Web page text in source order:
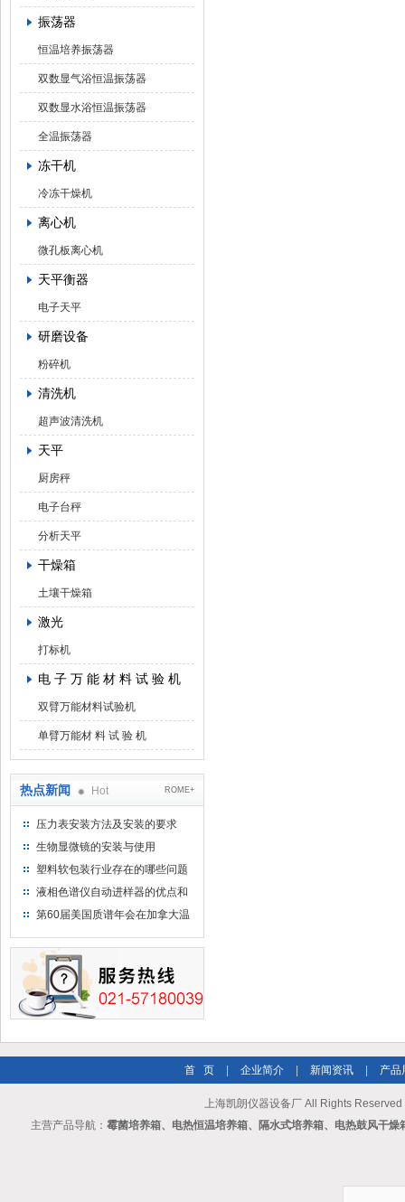
振荡器
恒温培养振荡器
双数显气浴恒温振荡器
双数显水浴恒温振荡器
全温振荡器
冻干机
冷冻干燥机
离心机
微孔板离心机
天平衡器
电子天平
研磨设备
粉碎机
清洗机
超声波清洗机
天平
厨房秤
电子台秤
分析天平
干燥箱
土壤干燥箱
激光
打标机
电 子 万 能 材 料 试 验 机
双臂万能材料试验机
单臂万能材 料 试 验 机
热点新闻 Hot ROME+
压力表安装方法及安装的要求
生物显微镜的安装与使用
塑料软包装行业存在的哪些问题
液相色谱仪自动进样器的优点和
维护
第60届美国质谱年会在加拿大温
首 页 企业简介 新闻资讯 产品
上海凯朗仪器设备厂 All Rights Reserved
主营产品导航： 霉菌培养箱、电热恒温培养箱、隔水式培养箱、电热鼓风干